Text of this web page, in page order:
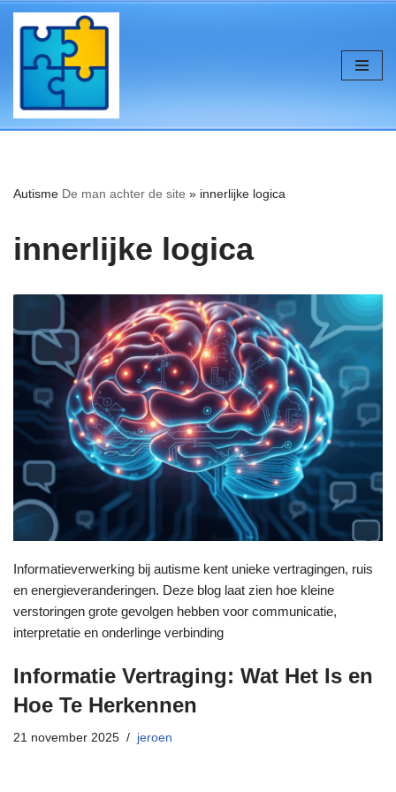
de
inhoud
naar
inhoud
Autisme De man achter de site » innerlijke logica
innerlijke logica
Informatie­verwerking bij autisme kent unieke vertragingen, ruis
en energieveranderingen. Deze blog laat zien hoe kleine
verstoringen grote gevolgen hebben voor communicatie,
interpretatie en onderlinge verbinding
Informatie Vertraging: Wat Het Is en
Hoe Te Herkennen
21 november 2025 jeroen